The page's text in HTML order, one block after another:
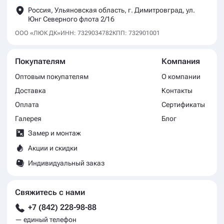
Россия, Ульяновская область, г. Димитровград, ул.
Юнг Северного флота 2/16
ООО «ЛЮК ДК»ИНН: 7329034782КПП: 732901001
Покупателям
Оптовым покупателям
Доставка
Оплата
Галерея
Замер и монтаж
Акции и скидки
Индивидуальный заказ
Компания
О компании
Контакты
Сертификаты
Блог
Свяжитесь с нами
+7 (842) 228-98-88
— единый телефон